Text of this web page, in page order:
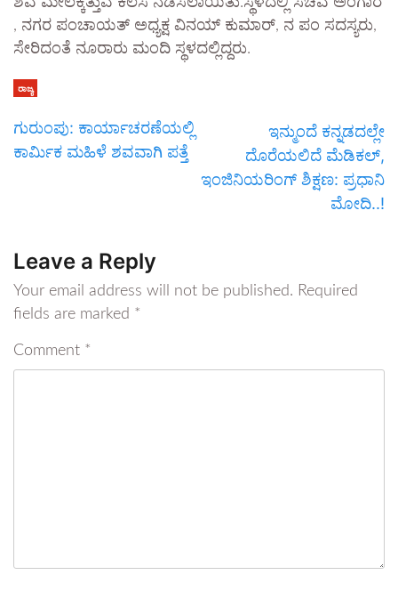
, ನಗರ ಪಂಚಾಯತ್ ಅಧ್ಯಕ್ಷ ವಿನಯ್ ಕುಮಾರ್, ನ ಪಂ ಸದಸ್ಯರು,
ಸೇರಿದಂತೆ ನೂರಾರು ಮಂದಿ ಸ್ಥಳದಲ್ಲಿದ್ದರು.
ರಾಜ್ಯ
ಗುರುಂಪು: ಕಾರ್ಯಾಚರಣೆಯಲ್ಲಿ
ಕಾರ್ಮಿಕ ಮಹಿಳೆ ಶವವಾಗಿ ಪತ್ತೆ
ಇನ್ಮುಂದೆ ಕನ್ನಡದಲ್ಲೇ
ದೊರೆಯಲಿದೆ ಮೆಡಿಕಲ್,
ಇಂಜಿನಿಯರಿಂಗ್ ಶಿಕ್ಷಣ: ಪ್ರಧಾನಿ
ಮೋದಿ..!
Leave a Reply
Your email address will not be published. Required
fields are marked *
Comment *